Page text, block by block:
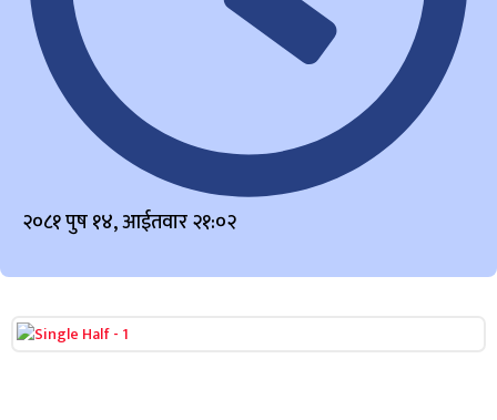
२०८१ पुष १४, आईतवार २१:०२